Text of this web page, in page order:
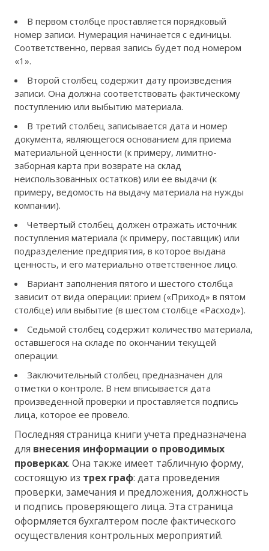
В первом столбце проставляется порядковый
номер записи. Нумерация начинается с единицы.
Соответственно, первая запись будет под номером
«1».
Второй столбец содержит дату произведения
записи. Она должна соответствовать фактическому
поступлению или выбытию материала.
В третий столбец записывается дата и номер
документа, являющегося основанием для приема
материальной ценности (к примеру, лимитно-
заборная карта при возврате на склад
неиспользованных остатков) или ее выдачи (к
примеру, ведомость на выдачу материала на нужды
компании).
Четвертый столбец должен отражать источник
поступления материала (к примеру, поставщик) или
подразделение предприятия, в которое выдана
ценность, и его материально ответственное лицо.
Вариант заполнения пятого и шестого столбца
зависит от вида операции: прием («Приход» в пятом
столбце) или выбытие (в шестом столбце «Расход»).
Седьмой столбец содержит количество материала,
оставшегося на складе по окончании текущей
операции.
Заключительный столбец предназначен для
отметки о контроле. В нем вписывается дата
произведенной проверки и проставляется подпись
лица, которое ее провело.
Последняя страница книги учета предназначена
для внесения информации о проводимых
проверках. Она также имеет табличную форму,
состоящую из трех граф: дата проведения
проверки, замечания и предложения, должность
и подпись проверяющего лица. Эта страница
оформляется бухгалтером после фактического
осуществления контрольных мероприятий.